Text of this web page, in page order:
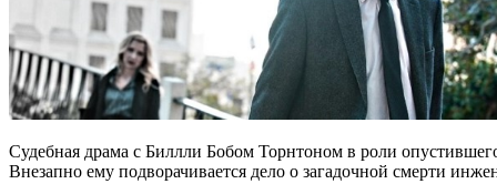
Судебная драма с Биллли Бобом Торнтоном в роли
Внезапно ему подворачивается дело о загадочной смерти